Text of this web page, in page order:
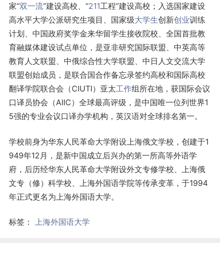
家“双一流”建设高校、“211工程”建设高校；入选国家建设
高水平大学公派研究生项目、国家级大学生创新创业训练
计划、中国政府奖学金来华留学生接收院校、全国首批教
育融媒体建设试点单位，是亚非研究国际联盟、中英高等
教育人文联盟、中俄综合性大学联盟、中日人文交流大学
联盟创始成员，是联合国合作备忘录签约高校和国际高校
翻译学院联合会（CIUTI）亚太工作组所在地，获国际会议
口译员协会（AIIC）全球最高评级，是中国唯一位列世界1
5强的专业会议口译办学机构，英汉语对全球排名第一。
学校前身为华东人民革命大学附设上海俄文学校，创建于1
949年12月，是新中国成立后兴办的第一所高等外语学
府，后历经华东人民革命大学附设外文专修学校、上海俄
文专（修）科学校、上海外国语学院等传承变革，于1994
年正式更名为上海外国语大学。
标签： 上海外国语大学